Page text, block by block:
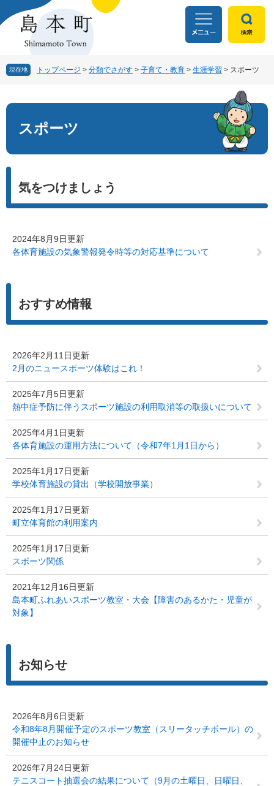
ー
。
ニ
て
へ
現在地 トップページ > 分類でさがす > 子育て・教育 > 生涯学習 > スポーツ
文
スポーツ
気をつけましょう
2024年8月9日更新
各体育施設の気象警報発令時等の対応基準について
おすすめ情報
2026年2月11日更新
2月のニュースポーツ体験はこれ！
2025年7月5日更新
熱中症予防に伴うスポーツ施設の利用取消等の取扱いについて
2025年4月1日更新
各体育施設の運用方法について（令和7年1月1日から）
2025年1月17日更新
学校体育施設の貸出（学校開放事業）
2025年1月17日更新
町立体育館の利用案内
2025年1月17日更新
スポーツ関係
2021年12月16日更新
島本町ふれあいスポーツ教室・大会【障害のあるかた・児童が
対象】
お知らせ
2026年8月6日更新
令和8年8月開催予定のスポーツ教室（スリータッチボール）の
開催中止のお知らせ
2026年7月24日更新
テニスコート抽選会の結果について（9月の土曜日、日曜日、